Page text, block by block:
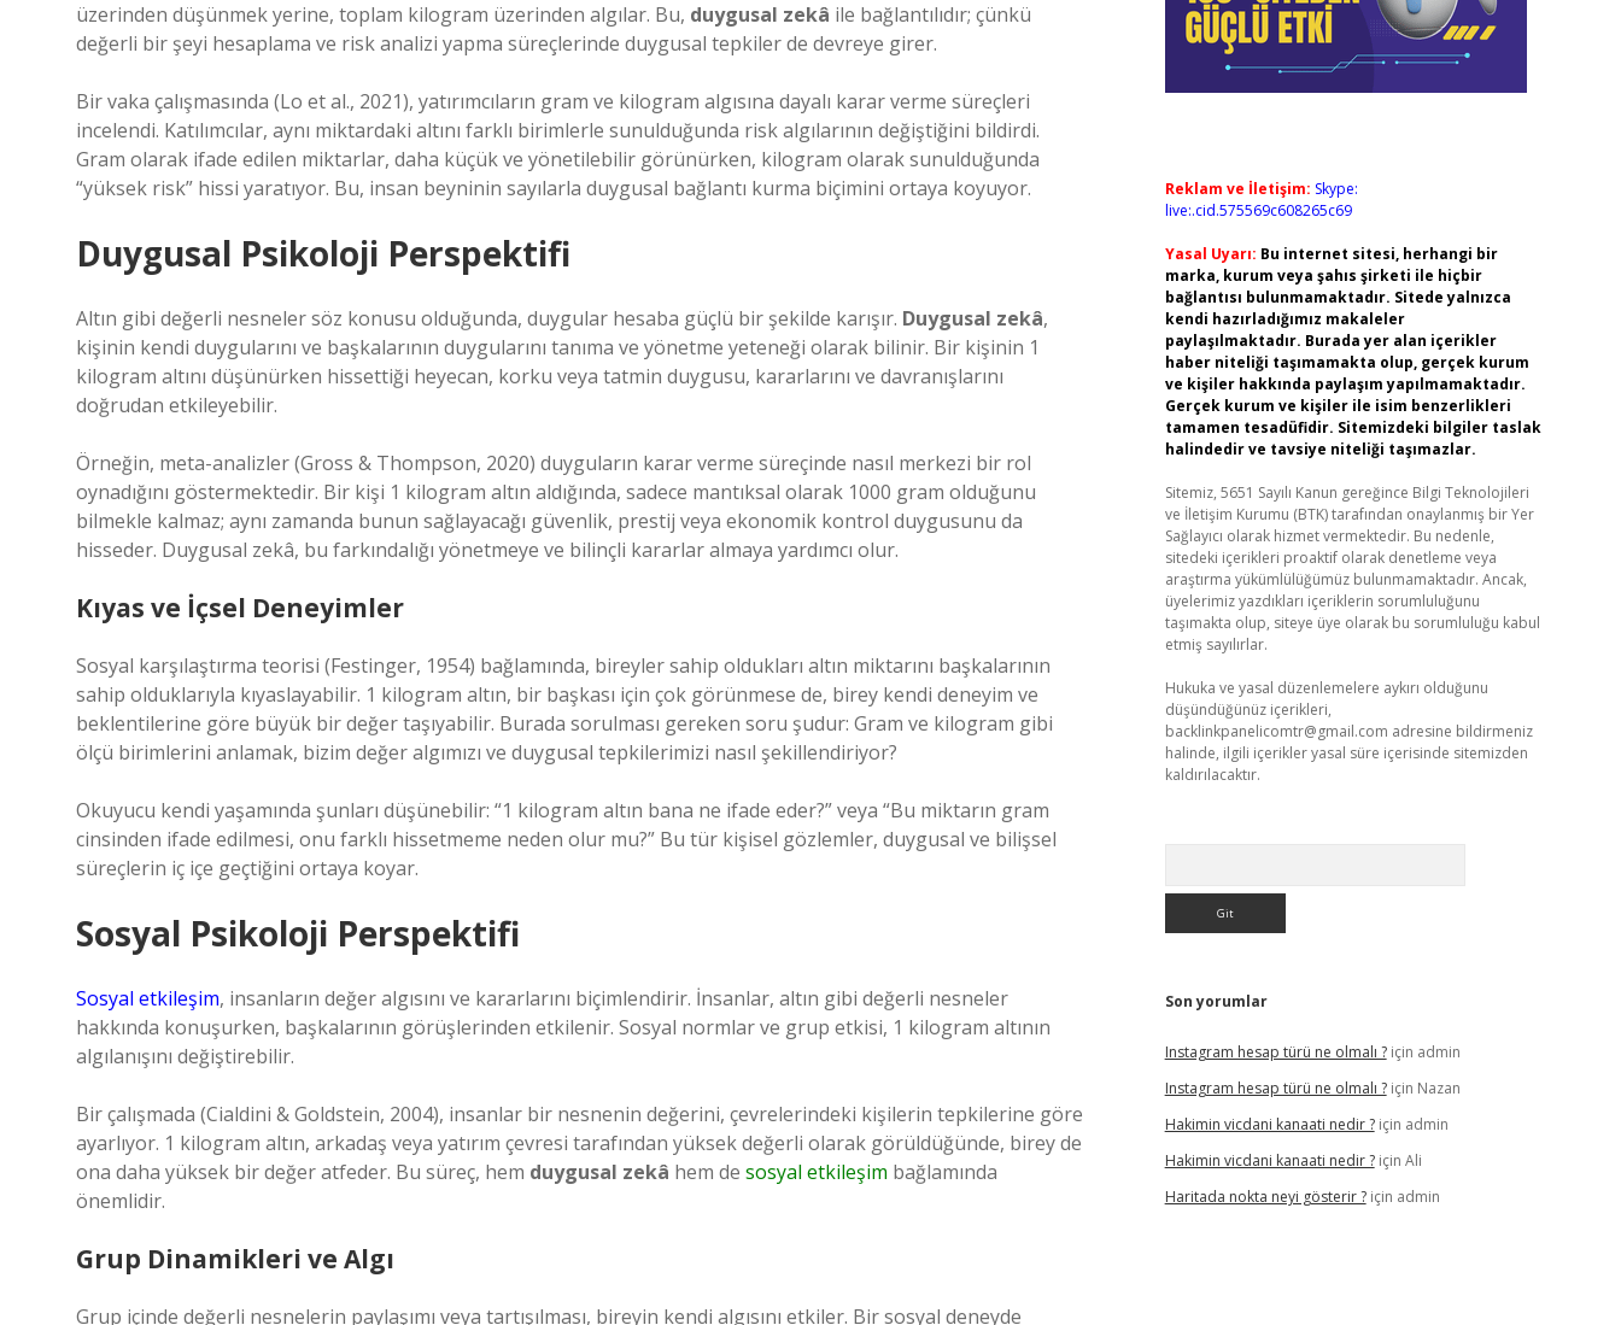
üzerinden düşünmek yerine, toplam kilogram üzerinden algılar. Bu, duygusal zekâ ile bağlantılıdır; çünkü
değerli bir şeyi hesaplama ve risk analizi yapma süreçlerinde duygusal tepkiler de devreye girer.
Bir vaka çalışmasında (Lo et al., 2021), yatırımcıların gram ve kilogram algısına dayalı karar verme süreçleri
incelendi. Katılımcılar, aynı miktardaki altını farklı birimlerle sunulduğunda risk algılarının değiştiğini bildirdi.
Gram olarak ifade edilen miktarlar, daha küçük ve yönetilebilir görünürken, kilogram olarak sunulduğunda
“yüksek risk” hissi yaratıyor. Bu, insan beyninin sayılarla duygusal bağlantı kurma biçimini ortaya koyuyor.
Duygusal Psikoloji Perspektifi
Altın gibi değerli nesneler söz konusu olduğunda, duygular hesaba güçlü bir şekilde karışır. Duygusal zekâ,
kişinin kendi duygularını ve başkalarının duygularını tanıma ve yönetme yeteneği olarak bilinir. Bir kişinin 1
kilogram altını düşünürken hissettiği heyecan, korku veya tatmin duygusu, kararlarını ve davranışlarını
doğrudan etkileyebilir.
Örneğin, meta-analizler (Gross & Thompson, 2020) duyguların karar verme süreçinde nasıl merkezi bir rol
oynadığını göstermektedir. Bir kişi 1 kilogram altın aldığında, sadece mantıksal olarak 1000 gram olduğunu
bilmekle kalmaz; aynı zamanda bunun sağlayacağı güvenlik, prestij veya ekonomik kontrol duygusunu da
hisseder. Duygusal zekâ, bu farkındalığı yönetmeye ve bilinçli kararlar almaya yardımcı olur.
Kıyas ve İçsel Deneyimler
Sosyal karşılaştırma teorisi (Festinger, 1954) bağlamında, bireyler sahip oldukları altın miktarını başkalarının
sahip olduklarıyla kıyaslayabilir. 1 kilogram altın, bir başkası için çok görünmese de, birey kendi deneyim ve
beklentilerine göre büyük bir değer taşıyabilir. Burada sorulması gereken soru şudur: Gram ve kilogram gibi
ölçü birimlerini anlamak, bizim değer algımızı ve duygusal tepkilerimizi nasıl şekillendiriyor?
Okuyucu kendi yaşamında şunları düşünebilir: “1 kilogram altın bana ne ifade eder?” veya “Bu miktarın gram
cinsinden ifade edilmesi, onu farklı hissetmeme neden olur mu?” Bu tür kişisel gözlemler, duygusal ve bilişsel
süreçlerin iç içe geçtiğini ortaya koyar.
Sosyal Psikoloji Perspektifi
Sosyal etkileşim, insanların değer algısını ve kararlarını biçimlendirir. İnsanlar, altın gibi değerli nesneler
hakkında konuşurken, başkalarının görüşlerinden etkilenir. Sosyal normlar ve grup etkisi, 1 kilogram altının
algılanışını değiştirebilir.
Bir çalışmada (Cialdini & Goldstein, 2004), insanlar bir nesnenin değerini, çevrelerindeki kişilerin tepkilerine göre
ayarlıyor. 1 kilogram altın, arkadaş veya yatırım çevresi tarafından yüksek değerli olarak görüldüğünde, birey de
ona daha yüksek bir değer atfeder. Bu süreç, hem duygusal zekâ hem de sosyal etkileşim bağlamında
önemlidir.
Grup Dinamikleri ve Algı
Grup içinde değerli nesnelerin paylaşımı veya tartışılması, bireyin kendi algısını etkiler. Bir sosyal deneyde
Reklam ve İletişim: Skype:
live:.cid.575569c608265c69
Yasal Uyarı: Bu internet sitesi, herhangi bir
marka, kurum veya şahıs şirketi ile hiçbir
bağlantısı bulunmamaktadır. Sitede yalnızca
kendi hazırladığımız makaleler
paylaşılmaktadır. Burada yer alan içerikler
haber niteliği taşımamakta olup, gerçek kurum
ve kişiler hakkında paylaşım yapılmamaktadır.
Gerçek kurum ve kişiler ile isim benzerlikleri
tamamen tesadüfidir. Sitemizdeki bilgiler taslak
halindedir ve tavsiye niteliği taşımazlar.
Sitemiz, 5651 Sayılı Kanun gereğince Bilgi Teknolojileri
ve İletişim Kurumu (BTK) tarafından onaylanmış bir Yer
Sağlayıcı olarak hizmet vermektedir. Bu nedenle,
sitedeki içerikleri proaktif olarak denetleme veya
araştırma yükümlülüğümüz bulunmamaktadır. Ancak,
üyelerimiz yazdıkları içeriklerin sorumluluğunu
taşımakta olup, siteye üye olarak bu sorumluluğu kabul
etmiş sayılırlar.
Hukuka ve yasal düzenlemelere aykırı olduğunu
düşündüğünüz içerikleri,
backlinkpanelicomtr@gmail.com adresine bildirmeniz
halinde, ilgili içerikler yasal süre içerisinde sitemizden
kaldırılacaktır.
Son yorumlar
Instagram hesap türü ne olmalı ?için admin
Instagram hesap türü ne olmalı ?için Nazan
Hakimin vicdani kanaati nedir ?için admin
Hakimin vicdani kanaati nedir ?için Ali
Haritada nokta neyi gösterir ?için admin